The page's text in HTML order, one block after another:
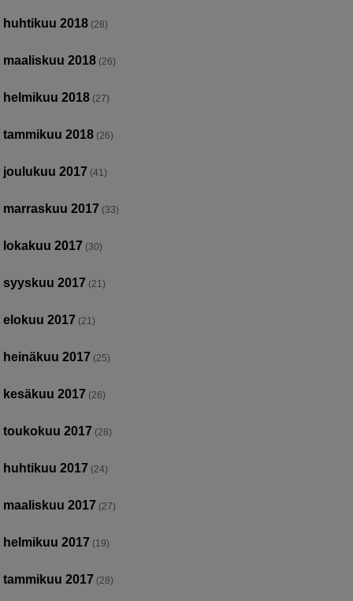
huhtikuu 2018 (28)
maaliskuu 2018 (26)
helmikuu 2018 (27)
tammikuu 2018 (26)
joulukuu 2017 (41)
marraskuu 2017 (33)
lokakuu 2017 (30)
syyskuu 2017 (21)
elokuu 2017 (21)
heinäkuu 2017 (25)
kesäkuu 2017 (26)
toukokuu 2017 (28)
huhtikuu 2017 (24)
maaliskuu 2017 (27)
helmikuu 2017 (19)
tammikuu 2017 (28)